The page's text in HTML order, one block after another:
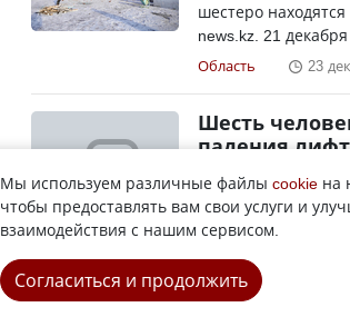
шестеро
news.kz. 21
Область 23
Шесть
падения
Инцидент
корреспондент
находятся
Республика
Мы используем различные файлы cookie на
чтобы предоставлять вам свои услуги и
взаимодействия с нашим сервисом.
Согласиться и продолжить